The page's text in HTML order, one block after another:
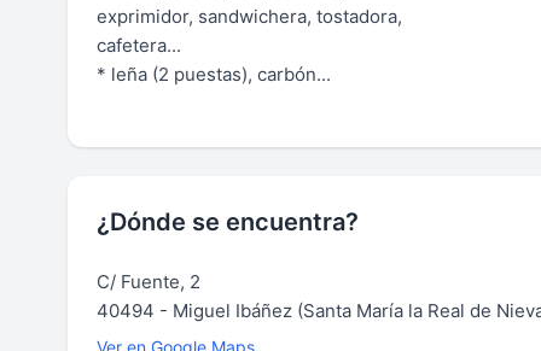
exprimidor, sandwichera, tostadora,
cafetera...
* leña (2 puestas), carbón...
¿Dónde se encuentra?
C/ Fuente, 2
40494 - Miguel Ibáñez (Santa María la Real de
Ver en Google Maps